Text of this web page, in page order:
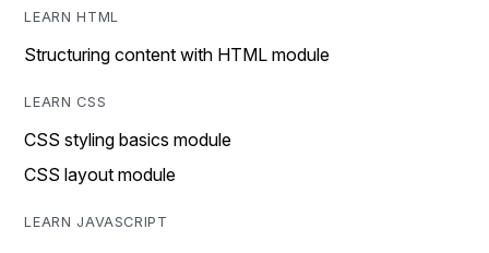
LEARN HTML
Structuring content with HTML module
LEARN CSS
CSS styling basics module
CSS layout module
LEARN JAVASCRIPT